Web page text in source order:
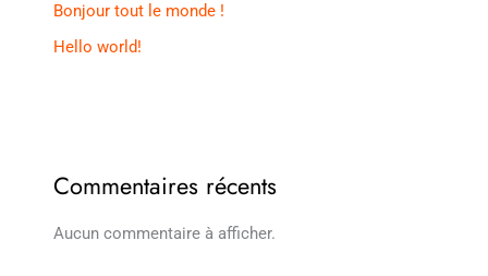
Bonjour tout le monde !
Hello world!
Commentaires récents
Aucun commentaire à afficher.